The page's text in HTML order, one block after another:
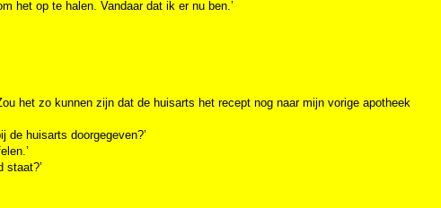
het op te halen. Vandaar dat ik er nu ben.’
het zo kunnen zijn dat de huisarts het recept nog naar mijn vorige apotheek
de huisarts doorgegeven?’
staat?’